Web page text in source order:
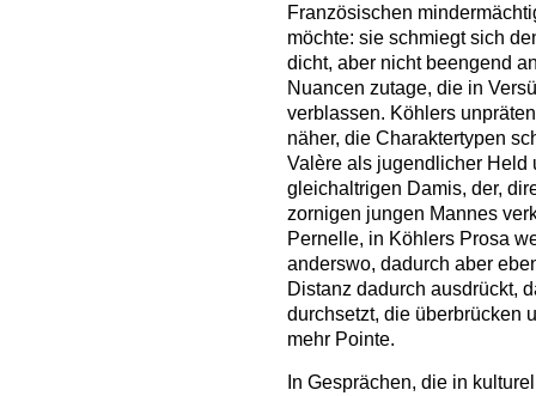
Französischen
möchte: sie schmiegt sich
dicht, aber nicht beengend
Nuancen zutage, die in
verblassen. Köhlers
näher, die Charaktertypen
Valère als jugendlicher Held
gleichaltrigen Damis, der,
zornigen jungen Mannes
Pernelle, in Köhlers Prosa
anderswo, dadurch aber
Distanz dadurch ausdrückt,
durchsetzt, die überbrücken
mehr Pointe.
In Gesprächen, die in